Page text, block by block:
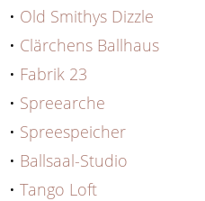
• Old Smithys Dizzle
• Clärchens Ballhaus
• Fabrik 23
• Spreearche
• Spreespeicher
• Ballsaal-Studio
• Tango Loft